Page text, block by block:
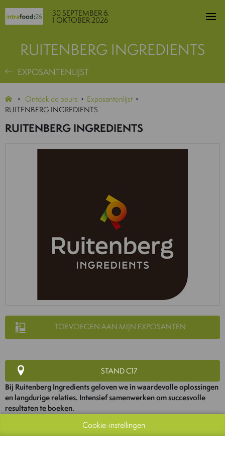
30 SEPTEMBER &
1 OKTOBER 2026
RUITENBERG INGREDIENTS
EXPOSANTENLIJST
Ontdek de beurs
Exposantenlijst
RUITENBERG INGREDIENTS
RUITENBERG INGREDIENTS
TOEVOEGEN AAN MIJN EXPOSANTEN
STAND C17
Bij Ruitenberg Ingredients geloven we in waardevolle oplossingen
en langdurige relaties. Intensief samenwerken om succesvolle
resultaten te boeken.
uitdagingen om in innovatieve concepten. Als volwaardige partners
Cookie-instellingen